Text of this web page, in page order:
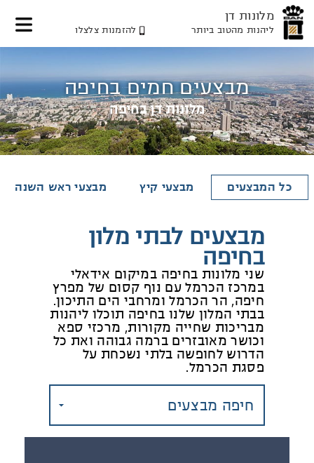
עליון
תחתון
מלונות דן
ליהנות מהטוב ביותר להזמנות צלצלו
מבצעים חמים בחיפה
מלונות דן בחיפה
כל המבצעים מבצעי קיץ מבצעי ראש השנה
מבצעים לבתי מלון
בחיפה
שני מלונות בחיפה במיקום אידאלי
במרכז הכרמל עם נוף קסום של מפרץ
חיפה, הר הכרמל ומרחבי הים התיכון.
בבתי המלון שלנו בחיפה תוכלו ליהנות
מבריכות שחייה מקורות, מרכזי ספא
וכושר מאובזרים ברמה גבוהה ואת כל
הדרוש לחופשה בלתי נשכחת על
פסגת הכרמל.
חיפה מבצעים